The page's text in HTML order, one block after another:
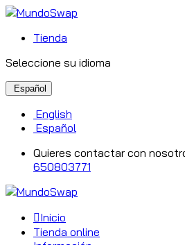
Tienda
Seleccione su idioma
Español
English
Español
Quieres contactar con
650803771
Inicio
Tienda online